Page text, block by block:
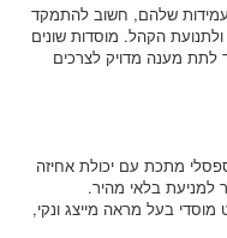
שלהם, חשוב להתמקד
הקהל. מוסדות שונים
לתת מענה מדויק לצרכים
מתכת עם יכולת אחיזה
למניעת בלאי מהיר.
מוסדי בעל מראה מייצג ונקי,